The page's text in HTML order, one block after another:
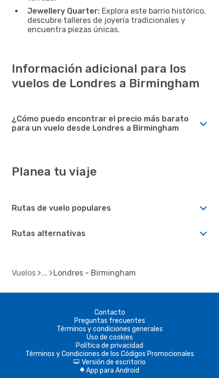
Jewellery Quarter: Explora este barrio histórico,
descubre talleres de joyería tradicionales y
encuentra piezas únicas.
Información adicional para los
vuelos de Londres a Birmingham
¿Cómo puedo encontrar el precio más barato
para un vuelo desde Londres a Birmingham
Planea tu viaje
Rutas de vuelo populares
Rutas alternativas
Vuelos Londres - Birmingham
Contacto
Preguntas frecuentes
Términos y condiciones generales
Uso de cookies
Política de privacidad
Términos y Condiciones de los Códigos Promocionales
d Versión de escritorio
A App para Android